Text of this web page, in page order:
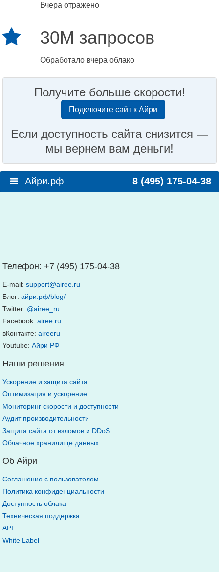
Вчера отражено
30M запросов
Обработало вчера облако
Получите больше скорости!
Подключите сайт к Айри
Если доступность сайта снизится —
мы вернем вам деньги!
Айри.рф 8 (495) 175-04-38
Телефон: +7 (495) 175-04-38
E-mail: support@airee.ru
Блог: айри.рф/blog/
Twitter: @airee_ru
Facebook: airee.ru
вКонтакте: aireeru
Youtube: Айри РФ
Наши решения
Ускорение и защита сайта
Оптимизация и ускорение
Мониторинг скорости и доступности
Аудит производительности
Защита сайта от взломов и DDoS
Облачное хранилище данных
Об Айри
Соглашение с пользователем
Политика конфиденциальности
Доступность облака
Техническая поддержка
API
White Label